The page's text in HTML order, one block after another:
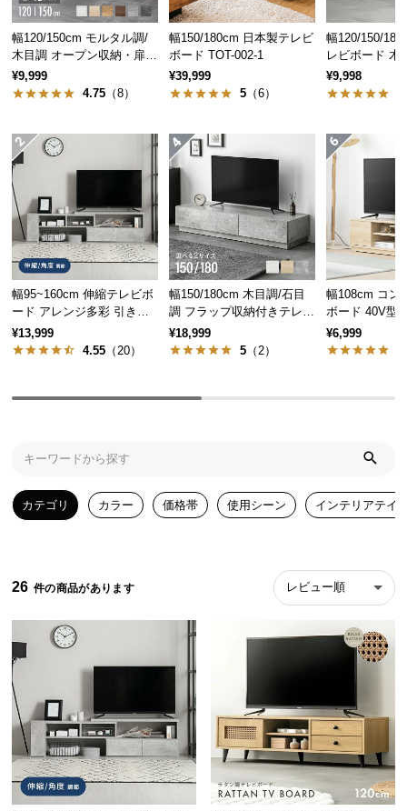
特
集
一
人
気
ラ
ン
キ
ン
テ
ら
イ
リ
ア
テ
幅120/150cm モルタル調/
木目調 オープン収納・扉収
納付きテレビボード
¥9,999
4.75 （8）
幅95~160cm 伸縮テレビボ
ード アレンジ多彩 引き出
し収納 角度調節可能 モル
タル調/木目調
¥13,999
4.55 （20）
幅150/180cm 日本製テレビ
ボード TOT-002-1
¥39,999
5（6）
幅150/180cm 木目調/石目
調 フラップ収納付きテレビ
ボード シンプル フラット
デザイン
¥18,999
5（2）
幅120/150/
レビボード 木
ープン収納・
付き
¥9,998
幅108cm コン
ボード 40V型
ン収納・扉収
¥6,999
カテゴリ カラー 価格帯 使用シーン インテリアテイ
26 レビュー順